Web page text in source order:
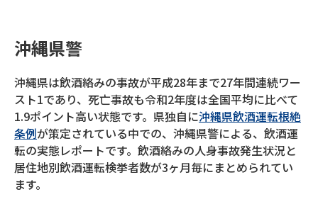
沖縄県警
沖縄県は飲酒絡みの事故が平成28年まで27年間連続ワー
スト1であり、死亡事故も令和2年度は全国平均に比べて
1.9ポイント高い状態です。県独自に沖縄県飲酒運転根絶
条例が策定されている中での、沖縄県警による、飲酒運
転の実態レポートです。飲酒絡みの人身事故発生状況と
居住地別飲酒運転検挙者数が3ヶ月毎にまとめられてい
ます。